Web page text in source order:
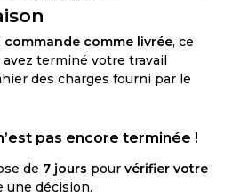
GÉNÉRAL
commande comme livrée, ce
terminé votre travail
des charges fourni par le
pas encore terminée !
de 7 jours pour vérifier votre
une décision.